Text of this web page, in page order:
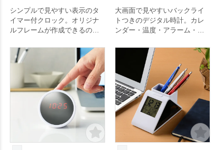
シンプルで見やすい表示のタ
イマー付クロック。オリジナ
ルフレームが作成できるので
もできます。
大画面で見やすいバックライ
トつきのデジタル時計。カレ
ンダー・温度・アラーム・ス
で便利にご使用いただけま